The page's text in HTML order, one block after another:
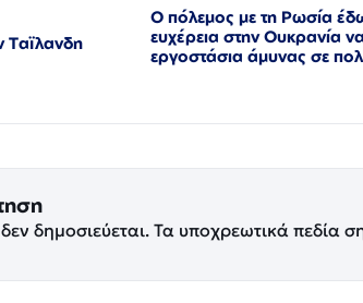
Ταϊλανδη
Ο πόλεμος με τη Ρωσία
ευχέρεια στην Ουκρανία να
εργοστάσια άμυνας σε
δημοσιεύεται. Τα υποχρεωτικά πεδία